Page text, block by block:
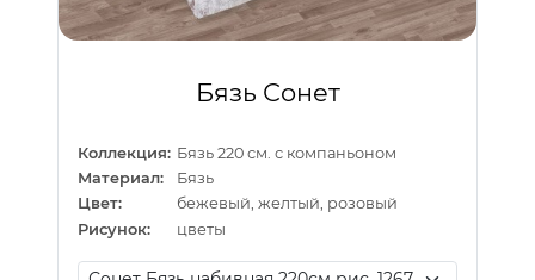
Бязь Сонет
Коллекция: Бязь 220 см. с компаньоном
Материал:
Бязь
Цвет:
бежевый, желтый, розовый
Рисунок:
цветы